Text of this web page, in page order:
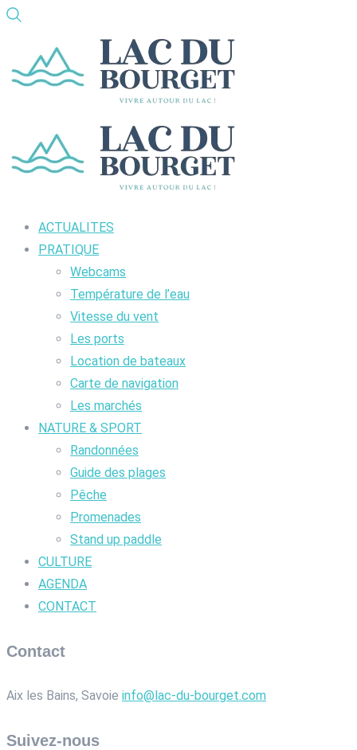
ACTUALITES
PRATIQUE
Webcams
Température de l’eau
Vitesse du vent
Les ports
Location de bateaux
Carte de navigation
Les marchés
NATURE & SPORT
Randonnées
Guide des plages
Pêche
Promenades
Stand up paddle
CULTURE
AGENDA
CONTACT
Contact
Aix les Bains, Savoie info@lac-du-bourget.com
Suivez-nous